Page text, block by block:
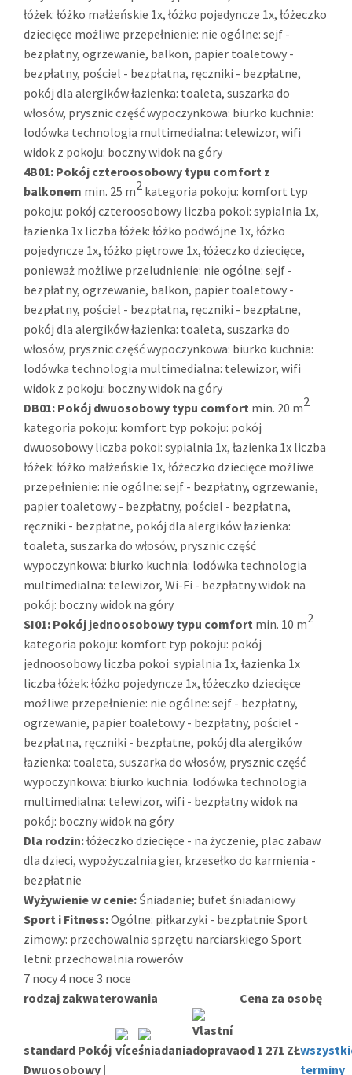
łóżek: łóżko małżeńskie 1x, łóżko pojedyncze 1x, łóżeczko
dziecięce możliwe przepełnienie: nie ogólne: sejf -
bezpłatny, ogrzewanie, balkon, papier toaletowy -
bezpłatny, pościel - bezpłatna, ręczniki - bezpłatne,
pokój dla alergików łazienka: toaleta, suszarka do
włosów, prysznic część wypoczynkowa: biurko kuchnia:
lodówka technologia multimedialna: telewizor, wifi
widok z pokoju: boczny widok na góry
4B01: Pokój czteroosobowy typu comfort z
balkonem min. 25 m2 kategoria pokoju: komfort typ
pokoju: pokój czteroosobowy liczba pokoi: sypialnia 1x,
łazienka 1x liczba łóżek: łóżko podwójne 1x, łóżko
pojedyncze 1x, łóżko piętrowe 1x, łóżeczko dziecięce,
ponieważ możliwe przeludnienie: nie ogólne: sejf -
bezpłatny, ogrzewanie, balkon, papier toaletowy -
bezpłatny, pościel - bezpłatna, ręczniki - bezpłatne,
pokój dla alergików łazienka: toaleta, suszarka do
włosów, prysznic część wypoczynkowa: biurko kuchnia:
lodówka technologia multimedialna: telewizor, wifi
widok z pokoju: boczny widok na góry
DB01: Pokój dwuosobowy typu comfort min. 20 m2
kategoria pokoju: komfort typ pokoju: pokój
dwuosobowy liczba pokoi: sypialnia 1x, łazienka 1x liczba
łóżek: łóżko małżeńskie 1x, łóżeczko dziecięce możliwe
przepełnienie: nie ogólne: sejf - bezpłatny, ogrzewanie,
papier toaletowy - bezpłatny, pościel - bezpłatna,
ręczniki - bezpłatne, pokój dla alergików łazienka:
toaleta, suszarka do włosów, prysznic część
wypoczynkowa: biurko kuchnia: lodówka technologia
multimedialna: telewizor, Wi-Fi - bezpłatny widok na
pokój: boczny widok na góry
SI01: Pokój jednoosobowy typu comfort min. 10 m2
kategoria pokoju: komfort typ pokoju: pokój
jednoosobowy liczba pokoi: sypialnia 1x, łazienka 1x
liczba łóżek: łóżko pojedyncze 1x, łóżeczko dziecięce
możliwe przepełnienie: nie ogólne: sejf - bezpłatny,
ogrzewanie, papier toaletowy - bezpłatny, pościel -
bezpłatna, ręczniki - bezpłatne, pokój dla alergików
łazienka: toaleta, suszarka do włosów, prysznic część
wypoczynkowa: biurko kuchnia: lodówka technologia
multimedialna: telewizor, wifi - bezpłatny widok na
pokój: boczny widok na góry
Dla rodzin:łóżeczko dziecięce - na życzenie, plac zabaw
dla dzieci, wypożyczalnia gier, krzesełko do karmienia -
bezpłatnie
Wyżywienie w cenie: Śniadanie; bufet śniadaniowy
Sport i Fitness:Ogólne: piłkarzyki - bezpłatnie Sport
zimowy: przechowalnia sprzętu narciarskiego Sport
letni: przechowalnia rowerów
7 nocy 4 noce 3 noce
rodzaj zakwaterowania
Cena za osobę
standard Pokój
Dwuosobowy |
od 1 271 ZŁ
terminy